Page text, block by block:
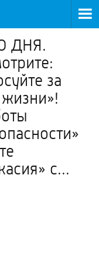
ДНЯ.
за
с...